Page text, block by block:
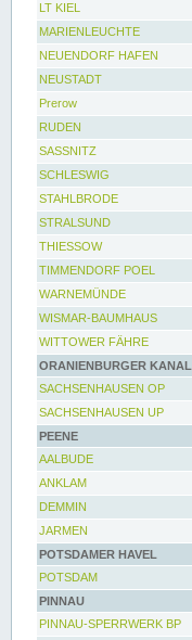
LT KIEL
MARIENLEUCHTE
NEUENDORF HAFEN
NEUSTADT
Prerow
RUDEN
SASSNITZ
SCHLESWIG
STAHLBRODE
STRALSUND
THIESSOW
TIMMENDORF POEL
WARNEMÜNDE
WISMAR-BAUMHAUS
WITTOWER FÄHRE
ORANIENBURGER KANAL
SACHSENHAUSEN OP
SACHSENHAUSEN UP
PEENE
AALBUDE
ANKLAM
DEMMIN
JARMEN
POTSDAMER HAVEL
POTSDAM
PINNAU
PINNAU-SPERRWERK BP